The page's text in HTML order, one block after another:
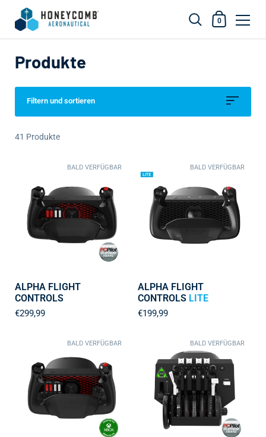
0
Produkte
Filtern und sortieren
41 Produkte
ALPHA FLIGHT
CONTROLS
€299,99
BALD VERFÜGBAR
ALPHA FLIGHT
CONTROLS LITE
€199,99
BALD VERFÜGBAR
BALD VERFÜGBAR BALD VERFÜGBAR